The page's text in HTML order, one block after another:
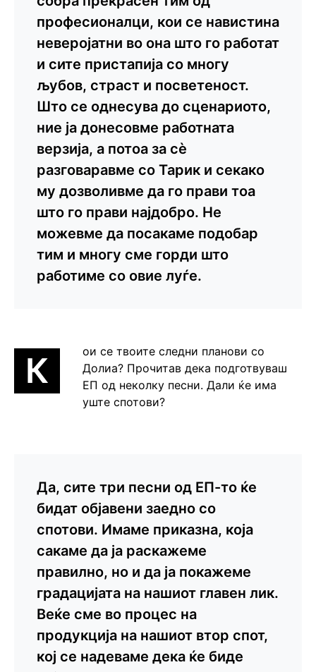
професионалци, кои се навистина
неверојатни во она што го работат
и сите пристапија со многу
љубов, страст и посветеност.
Што се однесува до сценариото,
ние ја донесовме работната
верзија, а потоа за сѐ
разговаравме со Тарик и секако
му дозволивме да го прави тоа
што го прави најдобро. Не
можевме да посакаме подобар
тим и многу сме горди што
работиме со овие луѓе.
К
ои се твоите следни планови со
Долиа? Прочитав дека подготвуваш
ЕП од неколку песни. Дали ќе има
уште спотови?
Да, сите три песни од ЕП-то ќе
бидат објавени заедно со
спотови. Имаме приказна, која
сакаме да ја раскажеме
правилно, но и да ја покажеме
градацијата на нашиот главен лик.
Веќе сме во процес на
продукција на нашиот втор спот,
кој се надеваме дека ќе биде